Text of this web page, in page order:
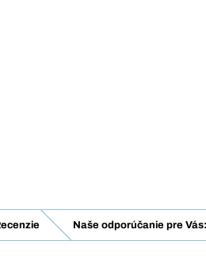
Naše odporúčanie pre Vás: